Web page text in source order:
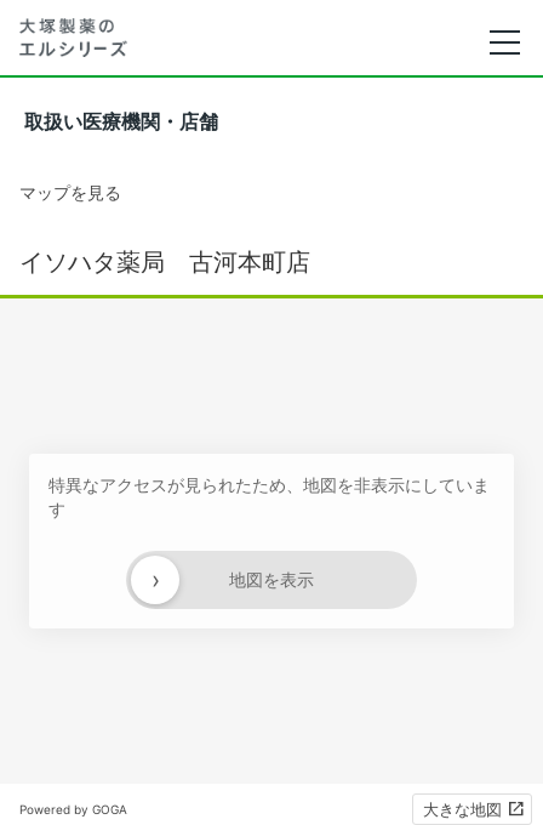
取扱い医療機関・店舗
マップを見る
イソハタ薬局 古河本町店
特異なアクセスが見られたため、地図を非表示にしていま
す
地図を表示
›
Powered by GOGA 大きな地図